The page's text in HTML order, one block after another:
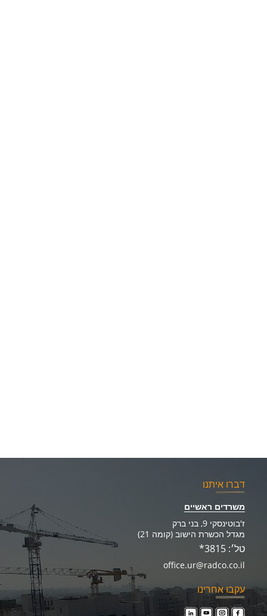
דברו איתנו
משרדים ראשיים
ז'בוטינסקי 9, בני ברק
מגדל הכשרת הישוב (קומה 21)
טל׳: 3815*
office.ur@radco.co.il
עקבו אחרינו